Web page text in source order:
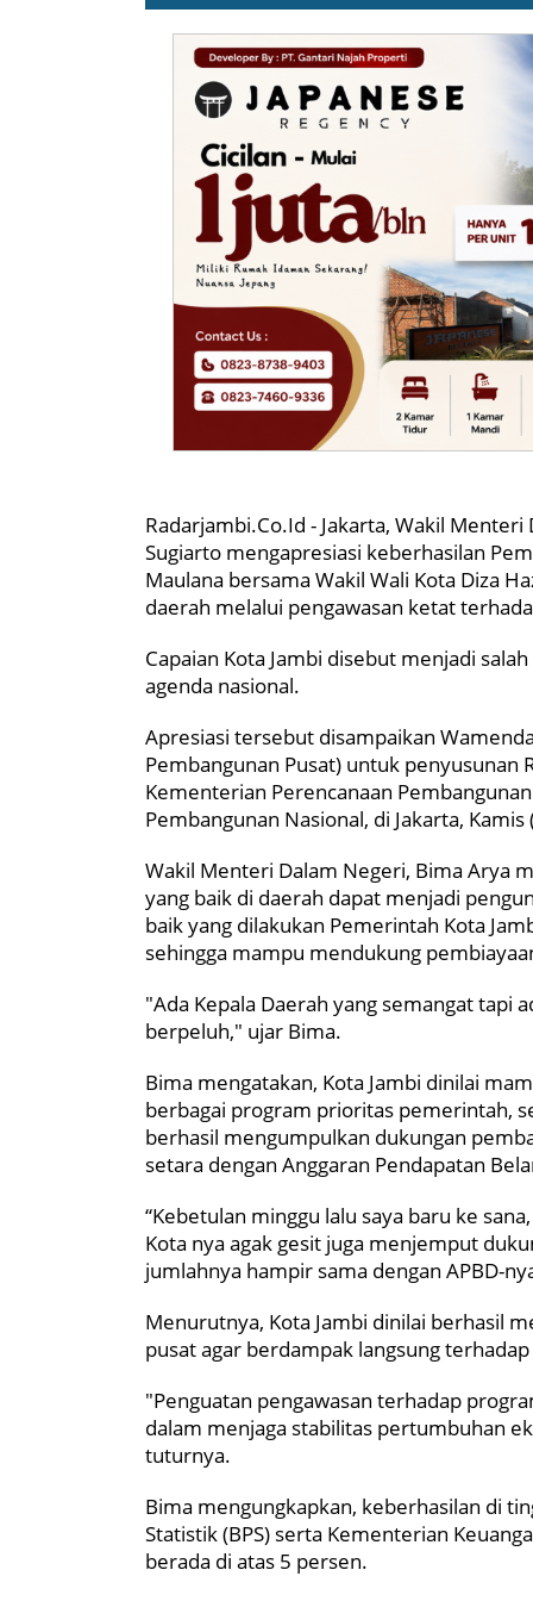
Radarjambi.Co.Id - Jakarta, Wakil
Sugiarto mengapresiasi keberhasilan
Maulana bersama Wakil Wali Kota Diza
daerah melalui pengawasan ketat
Capaian Kota Jambi disebut menjadi
agenda nasional.
Apresiasi tersebut disampaikan
Pembangunan Pusat) untuk penyusunan
Kementerian Perencanaan
Pembangunan Nasional, di Jakarta,
Wakil Menteri Dalam Negeri, Bima Arya
yang baik di daerah dapat menjadi
baik yang dilakukan Pemerintah Kota
sehingga mampu mendukung
"Ada Kepala Daerah yang semangat tapi
berpeluh," ujar Bima.
Bima mengatakan, Kota Jambi dinilai
berbagai program prioritas pemerintah,
berhasil mengumpulkan dukungan
setara dengan Anggaran Pendapatan
“Kebetulan minggu lalu saya baru ke
Kota nya agak gesit juga menjemput
jumlahnya hampir sama dengan APBD-
Menurutnya, Kota Jambi dinilai berhasil
pusat agar berdampak langsung
"Penguatan pengawasan terhadap
dalam menjaga stabilitas pertumbuhan
tuturnya.
Bima mengungkapkan, keberhasilan di
Statistik (BPS) serta Kementerian
berada di atas 5 persen.